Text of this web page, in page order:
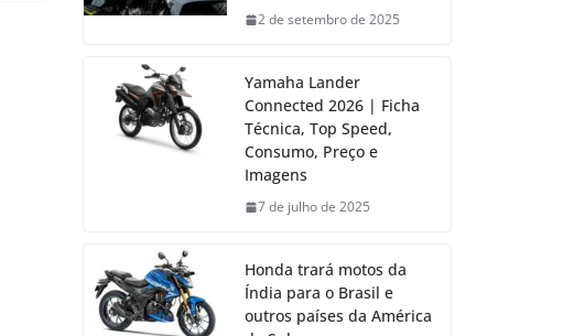
2 de setembro de 2025
Yamaha Lander
Connected 2026 | Ficha
Técnica, Top Speed,
Consumo, Preço e
Imagens
7 de julho de 2025
Honda trará motos da
Índia para o Brasil e
outros países da América